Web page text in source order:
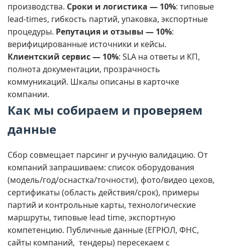
производства. Сроки и логистика — 10%: типовые
lead‑times, гибкость партий, упаковка, экспортные
процедуры. Репутация и отзывы — 10%:
верифицированные источники и кейсы.
Клиентский сервис — 10%: SLA на ответы и КП,
полнота документации, прозрачность
коммуникаций. Шкалы описаны в карточке
компании.
Как мы собираем и проверяем
данные
Сбор совмещает парсинг и ручную валидацию. От
компаний запрашиваем: список оборудования
(модель/год/оснастка/точности), фото/видео цехов,
сертификаты (область действия/срок), примеры
партий и контрольные карты, технологические
маршруты, типовые lead time, экспортную
компетенцию. Публичные данные (ЕГРЮЛ, ФНС,
сайты компаний, тендеры) пересекаем с